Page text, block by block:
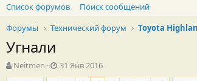
Список форумов
Поиск сообщений
Форумы
Технический форум Toyota
Угнали
А
в
Neitmen
Д
а
31 Янв 2016